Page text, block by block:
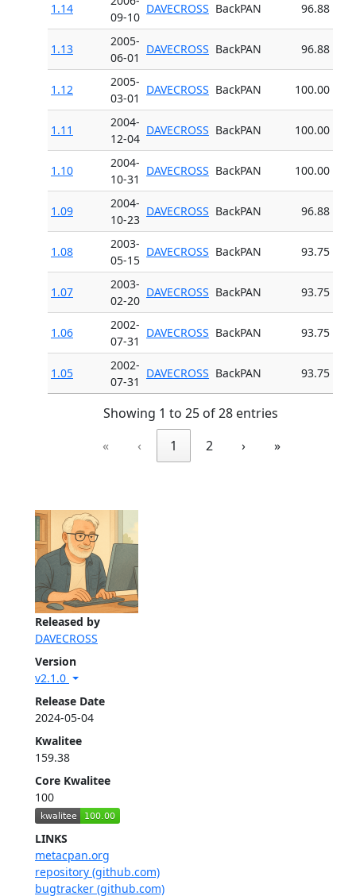
Released by
DAVECROSS
Version
v2.1.0
Release Date
2024-05-04
Kwalitee
159.38
Core Kwalitee
100
LINKS
metacpan.org
repository (github.com)
bugtracker (github.com)
1.14
09-10
DAVECROSS BackPAN 96.88
1.13
2005-
06-01
DAVECROSS BackPAN 96.88
1.12
2005-
03-01
DAVECROSS BackPAN 100.00
1.11
2004-
12-04
DAVECROSS BackPAN 100.00
1.10
2004-
10-31
DAVECROSS BackPAN 100.00
1.09
2004-
10-23
DAVECROSS BackPAN 96.88
1.08
2003-
05-15
DAVECROSS BackPAN 93.75
1.07
2003-
02-20
DAVECROSS BackPAN 93.75
1.06
2002-
07-31
DAVECROSS BackPAN 93.75
1.05
2002-
07-31
DAVECROSS BackPAN 93.75
Showing 1 to 25 of 28 entries
«
‹ 1 2 › »